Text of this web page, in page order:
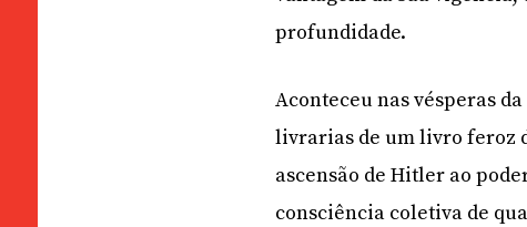
profundidade.
Aconteceu nas vésperas
livrarias de um livro feroz
ascensão de Hitler ao
consciência coletiva de